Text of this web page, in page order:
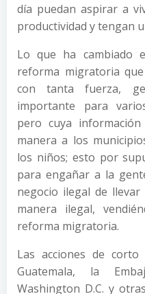
día puedan aspirar a
productividad y tengan
Lo que ha cambiado
reforma migratoria
con tanta fuerza,
importante para
pero cuya
manera a los
los niños; esto por
para engañar a la
negocio ilegal de llevar
manera ilegal,
reforma migratoria.
Las acciones de
Guatemala, la
Washington D.C. y